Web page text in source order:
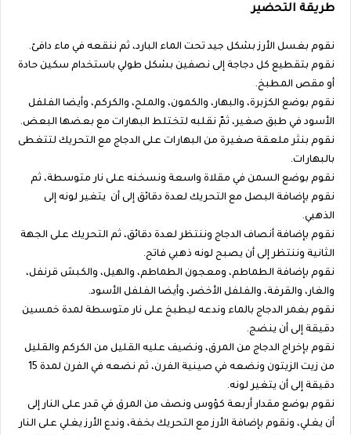
طريقة التحضير
نقوم بغسل الأرز بشكل جيد تحت الماء البارد، ثم ننقعه في ماء دافئ.
نقوم بتقطيع كل دجاجة إلى نصفين بشكل طولي باستخدام سكين حادة
أو مقص المطبخ.
نقوم بوضع الكزبرة، والبهار، والكمون، والملح، والكركم، وأيضا الفلفل
الأسود في طبق صغير، ثمّ نقلبه لتختلط البهارات مع بعضها البعض.
نقوم بنثر ملعقة صغيرة من البهارات على الدجاج مع التحريك لتتغطى
بالبهارات.
نقوم بوضع السمن في مقلاة واسعة ونسخنه على نار متوسطة، ثم
نقوم بإضافة البصل مع التحريك لعدة دقائق إلى أن يتغير لونه إلى
الذهبي.
نقوم بإضافة أنصاف الدجاج وننتظر لعدة دقائق، ثم التحريك على الجهة
الثانية وننتظر إلى أن يصبح لونه ذهبي فاتح.
نقوم بإضافة الطماطم، ومعجون الطماطم، والهيل، والكبش قرنفل،
والغار، والقرفة، والفلفل الأخضر، وأيضا الفلفل الأسود.
نقوم بغمر الدجاج بالماء وندعه ليطبخ على نار متوسطة لمدة خمسين
دقيقة إلى أن ينضج.
نقوم بإخراج الدجاج من المرق، ونضيف عليه القليل من الكركم والقليل
من زيت الزيتون ونضعه في صينية الفرن، ثم نضعه في الفرن لمدة 15
دقيقة إلى أن يتغير لونه.
نقوم بوضع مقدار أربعة كؤوس ونصف من المرق في قدر على النار إلى
أن يغلي، ونقوم بإضافة الأرز مع التحريك بخفة، وندع الأرز يغلي على النار